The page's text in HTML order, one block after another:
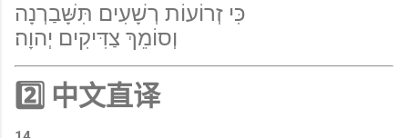
כִּי זְרוֹעוֹת רְשָׁעִים תִּשָּׁבַרְנָה
וְסוֹמֵךְ צַדִּיקִים יְהוָה׃
2️⃣ 中文直译